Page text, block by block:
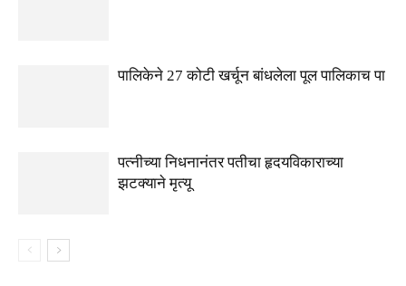
पालिकेने 27 कोटी खर्चून बांधलेला पूल पालिकाच पा
पत्नीच्या निधनानंतर पतीचा हृदयविकाराच्या
झटक्याने मृत्यू